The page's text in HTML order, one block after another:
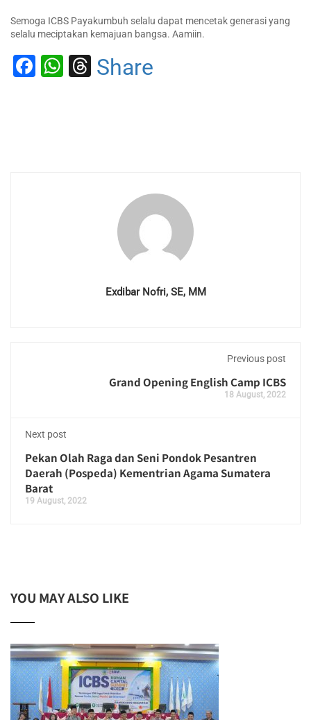
Semoga ICBS Payakumbuh selalu dapat mencetak generasi yang
selalu meciptakan kemajuan bangsa. Aamiin.
Facebook
WhatsApp
Threads
Share
Exdibar Nofri, SE, MM
Previous post
Grand Opening English Camp ICBS
18 August, 2022
Next post
Pekan Olah Raga dan Seni Pondok Pesantren
Daerah (Pospeda) Kementrian Agama Sumatera
Barat
19 August, 2022
YOU MAY ALSO LIKE